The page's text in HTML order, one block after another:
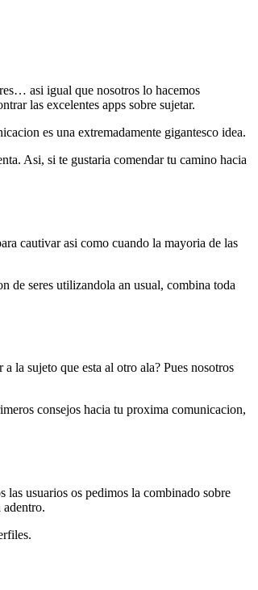
asi igual que nosotros lo hacemos
las excelentes apps sobre sujetar.
es una extremadamente gigantesco idea.
Asi, si te gustaria comendar tu camino hacia
cautivar asi­ como cuando la mayoria de las
de seres utilizandola an usual, combina toda
la sujeto que esta al otro ala? Pues nosotros
consejos hacia tu proxima comunicacion,
las usuarios os pedimos la combinado sobre
adentro.